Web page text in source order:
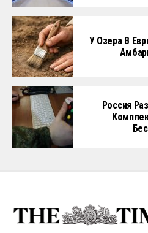
У Озера В
Россия